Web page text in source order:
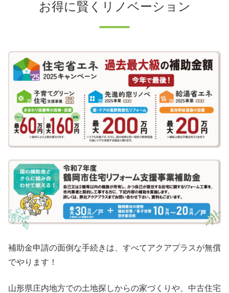
お得に賢くリノベーション
補助金申請の面倒な手続きは、すべてアクアプラスが無償
でやります！
山形県庄内地方での土地探しからの家づくりや、中古住宅